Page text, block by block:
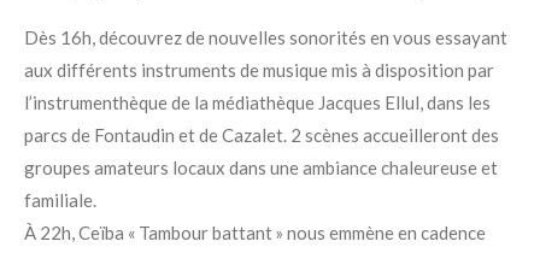
Dès 16h, découvrez de nouvelles sonorités en vous essayant
aux différents instruments de musique mis à disposition par
l’instrumenthèque de la médiathèque Jacques Ellul, dans les
parcs de Fontaudin et de Cazalet. 2 scènes accueilleront des
groupes amateurs locaux dans une ambiance chaleureuse et
familiale.
À 22h, Ceïba « Tambour battant » nous emmène en cadence